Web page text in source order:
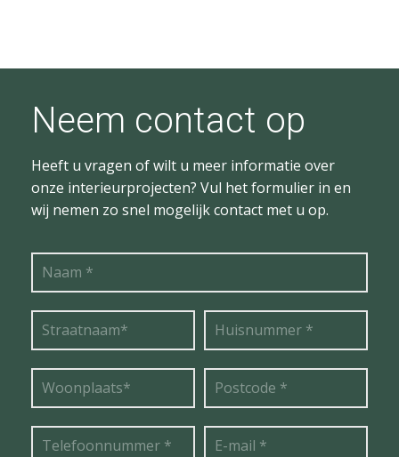
Neem contact op
Heeft u vragen of wilt u meer informatie over
onze interieurprojecten? Vul het formulier in en
wij nemen zo snel mogelijk contact met u op.